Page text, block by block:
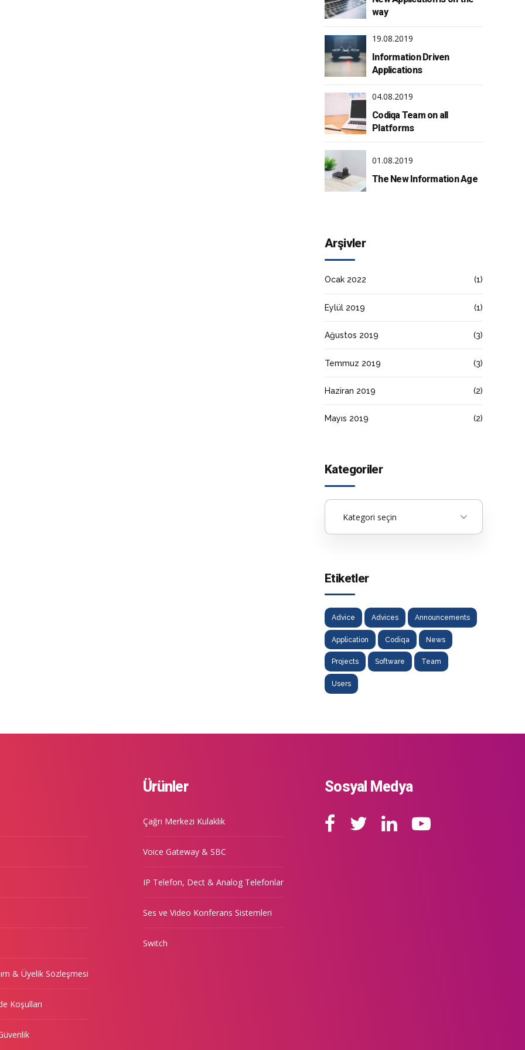
way
19.08.2019
Information Driven
Applications
04.08.2019
Codiqa Team on all
Platforms
01.08.2019
The New Information Age
Arşivler
Ocak 2022 (1)
Eylül 2019 (1)
Ağustos 2019 (3)
Temmuz 2019 (3)
Haziran 2019 (2)
Mayıs 2019 (2)
Kategoriler
Kategori seçin
Etiketler
Advice Advices Announcements
Application Codiqa News
Projects Software Team
Users
& Üyelik Sözleşmesi
Koşulları
Ürünler
Çağrı Merkezi Kulaklık
Voice Gateway & SBC
IP Telefon, Dect & Analog Telefonlar
Ses ve Video Konferans Sistemleri
Switch
Sosyal Medya